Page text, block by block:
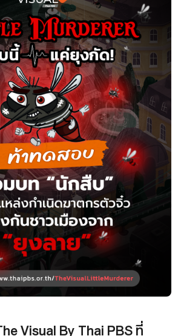
Visual By Thai PBS ที่